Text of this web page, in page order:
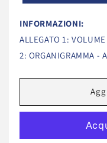
INFORMAZIONI:
ALLEGATO 1:
2: ORGANIGRAMMA -